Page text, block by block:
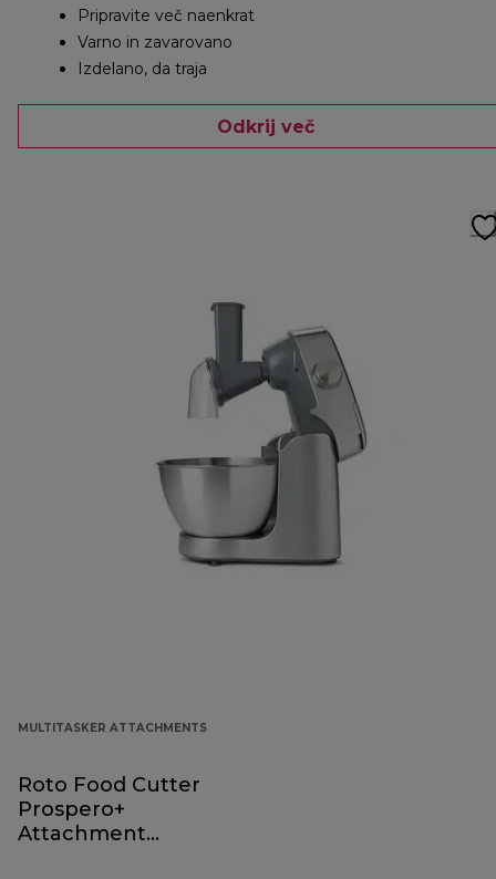
Pripravite več naenkrat
Varno in zavarovano
Izdelano, da traja
Odkrij več
MULTITASKER ATTACHMENTS
Roto Food Cutter
Prospero+
Attachment